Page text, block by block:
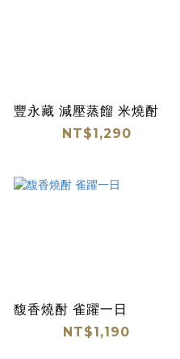
豐永藏 減壓蒸餾 米燒酎
NT$1,290
馥香燒酎 雀躍一日
NT$1,190